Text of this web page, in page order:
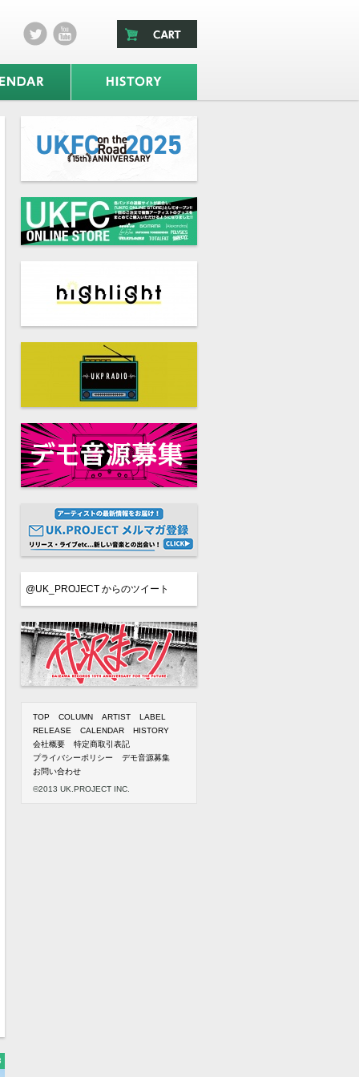
@UK_PROJECT からのツイート
TOP COLUMN ARTIST
LABEL
RELEASE
CALENDAR
HISTORY
会社概要
特定商取引表記
プライバシーポリシー
デモ音源募集
お問い合わせ
©2013 UK.PROJECT INC.